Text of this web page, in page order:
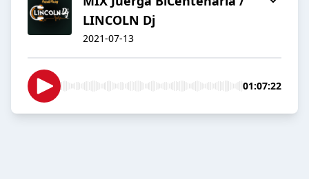
LINCOLN Dj
2021-07-13
01:07:22